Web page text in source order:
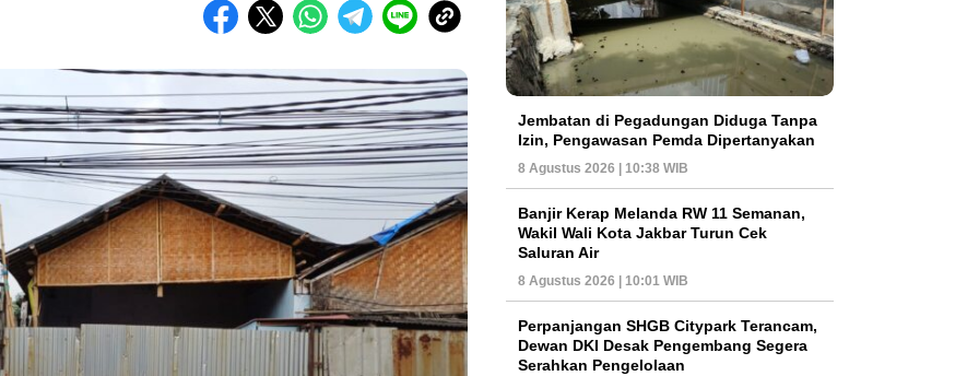
Jembatan di Pegadungan Diduga Tanpa
Izin, Pengawasan Pemda Dipertanyakan
8 Agustus 2026 | 10:38 WIB
Banjir Kerap Melanda RW 11 Semanan,
Wakil Wali Kota Jakbar Turun Cek
Saluran Air
8 Agustus 2026 | 10:01 WIB
Perpanjangan SHGB Citypark Terancam,
Dewan DKI Desak Pengembang Segera
Serahkan Pengelolaan